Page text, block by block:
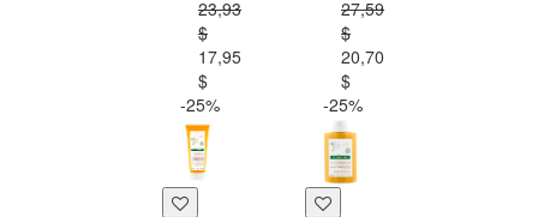
23,93
$
17,95
$
27,59
$
20,70
$
-25%
-25%